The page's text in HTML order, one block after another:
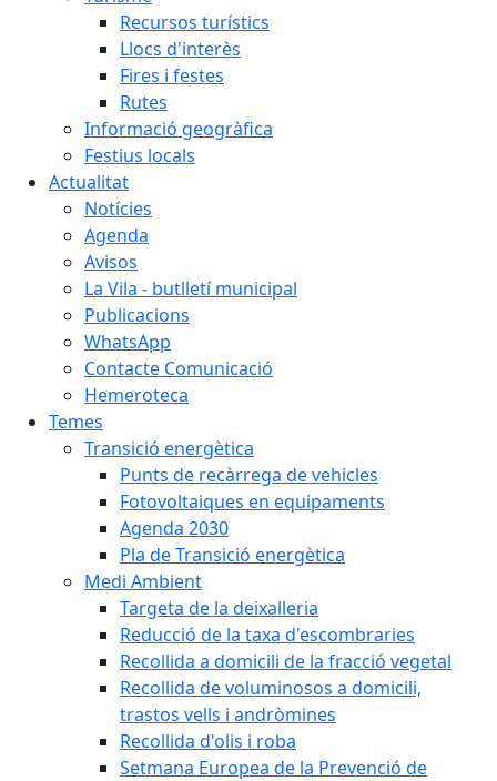
Recursos turístics
Llocs d'interès
Fires i festes
Rutes
Informació geogràfica
Festius locals
Actualitat
Notícies
Agenda
Avisos
La Vila - butlletí municipal
Publicacions
WhatsApp
Contacte Comunicació
Hemeroteca
Temes
Transició energètica
Punts de recàrrega de vehicles
Fotovoltaiques en equipaments
Agenda 2030
Pla de Transició energètica
Medi Ambient
Targeta de la deixalleria
Reducció de la taxa d'escombraries
Recollida a domicili de la fracció vegetal
Recollida de voluminosos a domicili,
trastos vells i andròmines
Recollida d'olis i roba
Setmana Europea de la Prevenció de